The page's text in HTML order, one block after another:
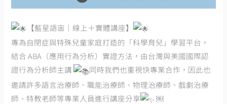
【藍星語宙｜線上＋實體講座】
專為自閉症與特殊兒童家庭打造的「科學育兒」學習平台，
結合 ABA（應用行為分析）實證方法，由台灣與美國國際認
證行為分析師主講
同時我們也重視快專業合作，因此也
邀請許多語言治療師、職能治療師、物理治療師、戲劇治療
師、特教老師等專業人員進行講座分享
￼